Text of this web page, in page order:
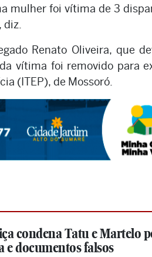
mulher foi vítima de 3
diz.
Renato Oliveira, que
vítima foi removido para
(ITEP), de Mossoró.
condena Tatu e Martelo
e documentos falsos